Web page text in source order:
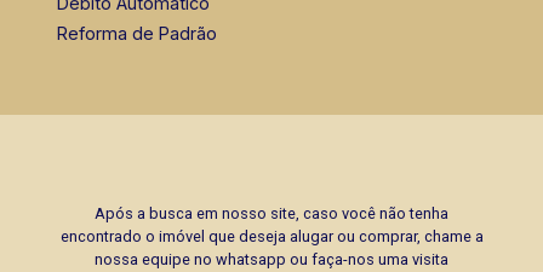
Reforma de Padrão
Após a busca em nosso site, caso você não tenha
encontrado o imóvel que deseja alugar ou comprar, chame a
nossa equipe no whatsapp ou faça-nos uma visita